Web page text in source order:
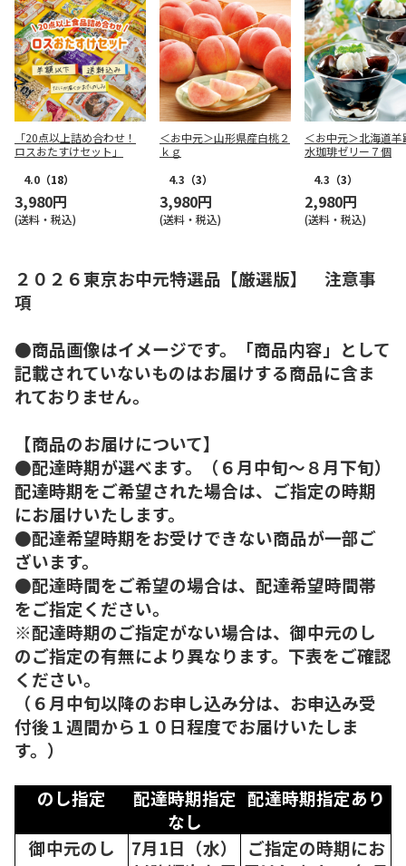
「20点以上詰め合わせ！
ロスおたすけセット」
4.0 （18）
3,980円
(送料・税込)
＜お中元＞山形県産白桃２
ｋｇ
4.3 （3）
3,980円
(送料・税込)
＜お中元＞北海道羊
水珈琲ゼリー７個
4.3 （3）
2,980円
(送料・税込)
２０２６東京お中元特選品【厳選版】 注意事
項
●商品画像はイメージです。「商品内容」として
記載されていないものはお届けする商品に含ま
れておりません。
【商品のお届けについて】
●配達時期が選べます。（６月中旬～８月下旬）
配達時期をご希望された場合は、ご指定の時期
にお届けいたします。
●配達希望時期をお受けできない商品が一部ご
ざいます。
●配達時間をご希望の場合は、配達希望時間帯
をご指定ください。
※配達時期のご指定がない場合は、御中元のし
のご指定の有無により異なります。下表をご確認
ください。
（６月中旬以降のお申し込み分は、お申込み受
付後１週間から１０日程度でお届けいたしま
す。）
のし指定
配達時期指定
なし
配達時期指定あり
御中元のし
7月1日（水）
ご指定の時期にお